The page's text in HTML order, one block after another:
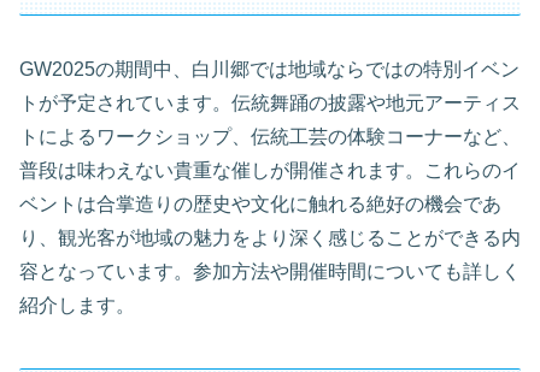
GW2025の期間中、白川郷では地域ならではの特別イベン
トが予定されています。伝統舞踊の披露や地元アーティス
トによるワークショップ、伝統工芸の体験コーナーなど、
普段は味わえない貴重な催しが開催されます。これらのイ
ベントは合掌造りの歴史や文化に触れる絶好の機会であ
り、観光客が地域の魅力をより深く感じることができる内
容となっています。参加方法や開催時間についても詳しく
紹介します。